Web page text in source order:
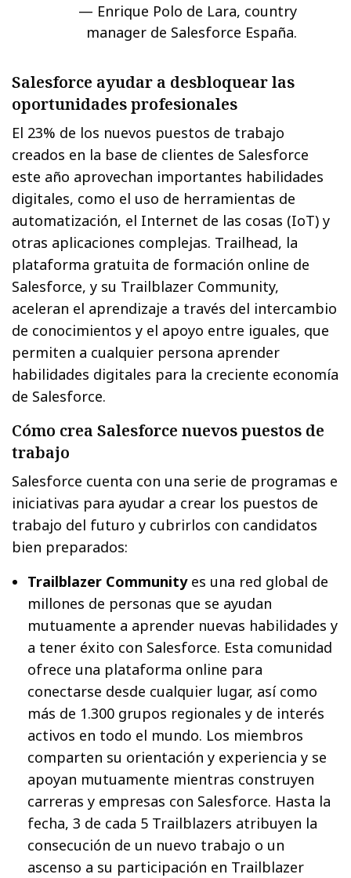
Enrique Polo de Lara, country
manager de Salesforce España.
Salesforce ayudar a desbloquear las
oportunidades profesionales
El 23% de los nuevos puestos de trabajo
creados en la base de clientes de Salesforce
este año aprovechan importantes habilidades
digitales, como el uso de herramientas de
automatización, el Internet de las cosas (IoT) y
otras aplicaciones complejas. Trailhead, la
plataforma gratuita de formación online de
Salesforce, y su Trailblazer Community,
aceleran el aprendizaje a través del intercambio
de conocimientos y el apoyo entre iguales, que
permiten a cualquier persona aprender
habilidades digitales para la creciente economía
de Salesforce.
Cómo crea Salesforce nuevos puestos de
trabajo
Salesforce cuenta con una serie de programas e
iniciativas para ayudar a crear los puestos de
trabajo del futuro y cubrirlos con candidatos
bien preparados:
Trailblazer Communityes una red global de
millones de personas que se ayudan
mutuamente a aprender nuevas habilidades y
a tener éxito con Salesforce. Esta comunidad
ofrece una plataforma online para
conectarse desde cualquier lugar, así como
más de 1.300 grupos regionales y de interés
activos en todo el mundo. Los miembros
comparten su orientación y experiencia y se
apoyan mutuamente mientras construyen
carreras y empresas con Salesforce. Hasta la
fecha, 3 de cada 5 Trailblazers atribuyen la
consecución de un nuevo trabajo o un
ascenso a su participación en Trailblazer